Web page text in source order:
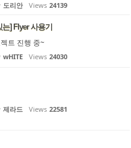
호필름 판매하니까 필름붙이고나서
ㅎ 우선 큼지막한게 맘에 쏙듭니다...
지고 다니기가 ㅠ.ㅠ;; 회사라서 직원
사용해보지못해서 일단 사진만 올려
가 되지않기때문에 구입해도 3G사용
매가 매리트가 있는것 같아 직접 구
도리안 Views 24139
] Flyer 사용기
트 진행 중~
wHITE Views 24030
제라드 Views 22581